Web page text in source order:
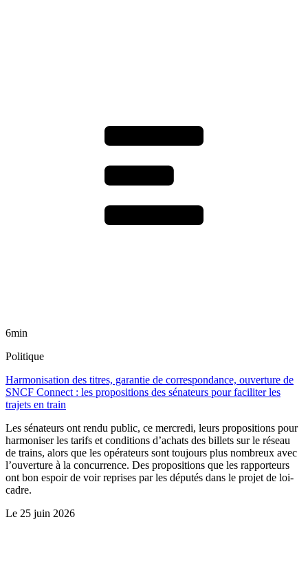
6min
Politique
Harmonisation des titres, garantie de correspondance, ouverture de
SNCF Connect : les propositions des sénateurs pour faciliter les
trajets en train
Les sénateurs ont rendu public, ce mercredi, leurs propositions pour
harmoniser les tarifs et conditions d’achats des billets sur le réseau
de trains, alors que les opérateurs sont toujours plus nombreux avec
l’ouverture à la concurrence. Des propositions que les rapporteurs
ont bon espoir de voir reprises par les députés dans le projet de loi-
cadre.
Le 25 juin 2026